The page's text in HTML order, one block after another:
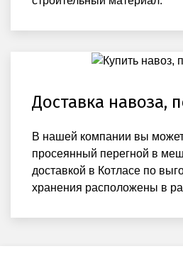
Доставка навоза,
В нашей компании вы
просеянный перегной в
доставкой в Котласе по
хранения расположены в